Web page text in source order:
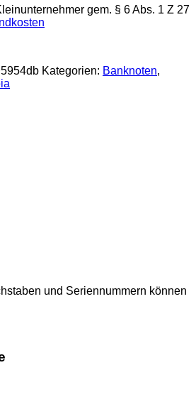
gem. § 6 Abs. 1 Z 27
Kategorien: Banknoten,
und Seriennummern können